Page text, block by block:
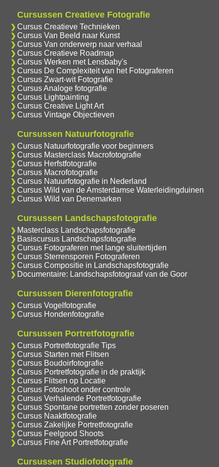
Cursussen Creatieve Fotografie
Cursus Creatieve Technieken
Cursus Van Beeld naar Kunst
Cursus Van onderwerp naar verhaal
Cursus Creatieve Roadmap
Cursus Werken met Lensbaby's
Cursus De Complexiteit van het Fotograferen
Cursus Zwart-wit Fotografie
Cursus Analoge fotografie
Cursus Lightpainting
Cursus Creative Light Art
Cursus Vintage Objectieven
Cursussen Natuurfotografie
Cursus Natuurfotografie voor beginners
Cursus Masterclass Macrofotografie
Cursus Herfstfotografie
Cursus Macrofotografie
Cursus Natuurfotografie in Nederland
Cursus Wild van de Amsterdamse Waterleidingduinen
Cursus Wild van Denemarken
Cursussen Landschapsfotografie
Masterclass Landschapsfotografie
Basiscursus Landschapsfotografie
Cursus Fotograferen met lange sluitertijden
Cursus Sterrensporen Fotograferen
Cursus Compositie in Landschapsfotografie
Documentaire: Landschapsfotograaf van de Goor
Cursussen Dierenfotografie
Cursus Vogelfotografie
Cursus Hondenfotografie
Cursussen Portretfotografie
Cursus Portretfotografie Tips
Cursus Starten met Flitsen
Cursus Boudoirfotografie
Cursus Portretfotografie in de praktijk
Cursus Flitsen op Locatie
Cursus Fotoshoot onder controle
Cursus Verhalende Portretfotografie
Cursus Spontane portretten zonder poseren
Cursus Naaktfotografie
Cursus Zakelijke Portretfotografie
Cursus Feelgood Shoots
Cursus Fine Art Portretfotografie
Cursussen Studiofotografie